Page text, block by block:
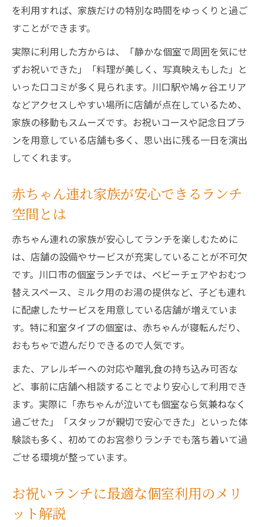
赤ちゃん連れでも安心のランチ選び方ガイド
赤ちゃん連れ家族が安心のランチ選びのコ
ツ
ベビーカー対応など安心設備のあるランチ
空間
個室ランチで赤ちゃんも快適に過ごす方法
お宮参り後の家族が重視したいランチポイ
ント
子ども連れに嬉しいランチ設備とサービス
を利用すれば、家族だけの特別な時間をゆっくりと過ご
すことができます。
実際に利用した方からは、「静かな個室で周囲を気にせ
ずお祝いできた」「料理が美しく、写真映えもした」と
いった口コミが多く見られます。川口駅や鳩ヶ谷エリア
などアクセスしやすい場所に店舗が点在しているため、
家族の移動もスムーズです。お祝いコースや記念日プラ
ンを用意している店舗も多く、思い出に残る一日を演出
してくれます。
赤ちゃん連れ家族が安心できるランチ
空間とは
赤ちゃん連れの家族が安心してランチを楽しむために
は、店舗の設備やサービスが充実していることが不可欠
です。川口市の個室ランチでは、ベビーチェアやおむつ
替えスペース、ミルク用のお湯の提供など、子ども連れ
に配慮したサービスを用意している店舗が増えていま
す。特に和室タイプの個室は、赤ちゃんが寝転んだり、
おもちゃで遊んだりできるので人気です。
また、アレルギーへの対応や離乳食の持ち込み可否な
ど、事前に店舗へ相談することでより安心して利用でき
ます。実際に「赤ちゃんが泣いても個室なら気兼ねなく
過ごせた」「スタッフが親切で安心できた」といった体
験談も多く、初めてのお宮参りランチでも落ち着いて過
ごせる環境が整っています。
お祝いランチに最適な個室利用のメリ
ット解説